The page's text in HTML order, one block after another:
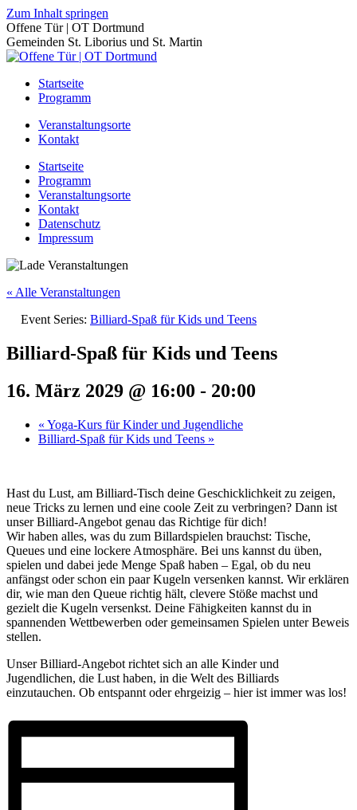
Zum Inhalt springen
Offene Tür | OT Dortmund
Gemeinden St. Liborius und St. Martin
Startseite
Programm
Veranstaltungsorte
Kontakt
Startseite
Programm
Veranstaltungsorte
Kontakt
Datenschutz
Impressum
« Alle Veranstaltungen
Event Series: Billiard-Spaß für Kids und Teens
Billiard-Spaß für Kids und Teens
16. März 2029 @ 16:00 - 20:00
« Yoga-Kurs für Kinder und Jugendliche
Billiard-Spaß für Kids und Teens »
Hast du Lust, am Billiard-Tisch deine Geschicklichkeit zu zeigen,
neue Tricks zu lernen und eine coole Zeit zu verbringen? Dann ist
unser Billiard-Angebot genau das Richtige für dich!
Wir haben alles, was du zum Billardspielen brauchst: Tische,
Queues und eine lockere Atmosphäre. Bei uns kannst du üben,
spielen und dabei jede Menge Spaß haben – Egal, ob du neu
anfängst oder schon ein paar Kugeln versenken kannst. Wir erklären
dir, wie man den Queue richtig hält, clevere Stöße machst und
gezielt die Kugeln versenkst. Deine Fähigkeiten kannst du in
spannenden Wettbewerben oder gemeinsamen Spielen unter Beweis
stellen.
Unser Billiard-Angebot richtet sich an alle Kinder und
Jugendlichen, die Lust haben, in die Welt des Billiards
einzutauchen. Ob entspannt oder ehrgeizig – hier ist immer was los!